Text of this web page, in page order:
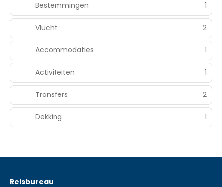
Bestemmingen
1
Vlucht 2
Accommodaties 1
Activiteiten 1
Transfers 2
Dekking 1
Reisbureau